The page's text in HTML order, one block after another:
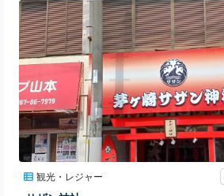
観光・レジャー